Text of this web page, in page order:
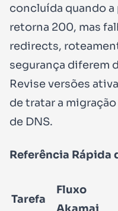
concluída quando
retorna 200, mas
redirects,
segurança diferem
Revise versões
de tratar a
de DNS.
Referência Rápida
Tarefa
Fluxo